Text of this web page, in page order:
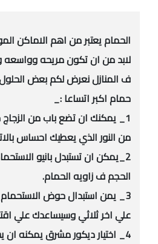
الحمام يعتبر من اهم الاماكن
لابد من ان تكون مريحه
ف المنازل نعرض لكم بعض
حمام اكبر اتساعا :_
1_ يمكنك ان تضع باب من
من النور الذي يعطيك احساس
2_يمكن ان تستبدل بانيو
الحجم ف زاويه الحمام.
3_ يمن استبدال حوض
علي اخر ثلاثي وسيساعدك علي
4_ اختيار ديكور مشرق يمكنه